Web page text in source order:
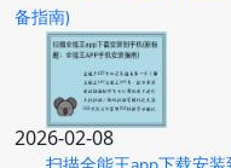
备指南)
2026-02-08